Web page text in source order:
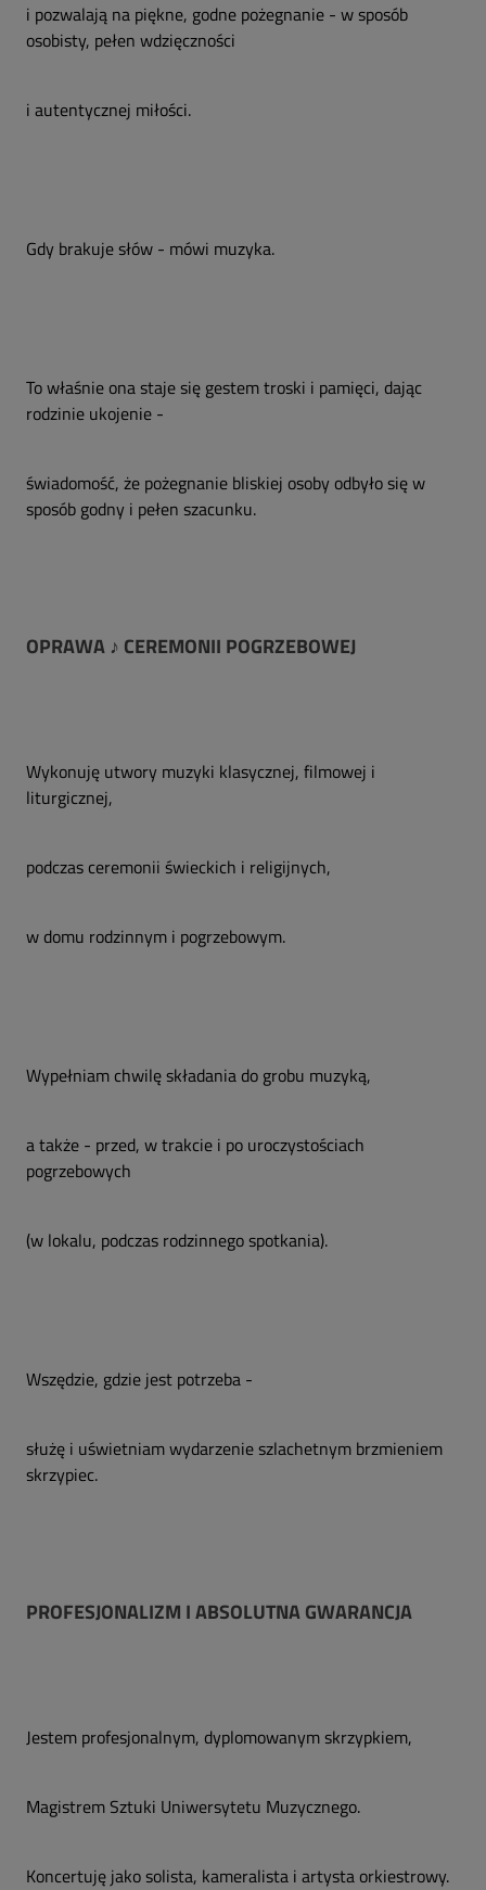
i pozwalają na piękne, godne pożegnanie - w sposób
osobisty, pełen wdzięczności
i autentycznej miłości.
Gdy brakuje słów - mówi muzyka.
To właśnie ona staje się gestem troski i pamięci, dając
rodzinie ukojenie -
świadomość, że pożegnanie bliskiej osoby odbyło się w
sposób godny i pełen szacunku.
OPRAWA ♪ CEREMONII POGRZEBOWEJ
Wykonuję utwory muzyki klasycznej, filmowej i
liturgicznej,
podczas ceremonii świeckich i religijnych,
w domu rodzinnym i pogrzebowym.
Wypełniam chwilę składania do grobu muzyką,
a także - przed, w trakcie i po uroczystościach
pogrzebowych
(w lokalu, podczas rodzinnego spotkania).
Wszędzie, gdzie jest potrzeba -
służę i uświetniam wydarzenie szlachetnym brzmieniem
skrzypiec.
PROFESJONALIZM I ABSOLUTNA GWARANCJA
Jestem profesjonalnym, dyplomowanym skrzypkiem,
Magistrem Sztuki Uniwersytetu Muzycznego.
Koncertuję jako solista, kameralista i artysta orkiestrowy.